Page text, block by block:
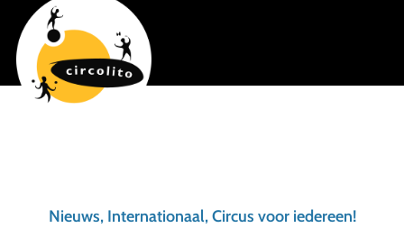
Nieuws, Internationaal, Circus voor iedereen!